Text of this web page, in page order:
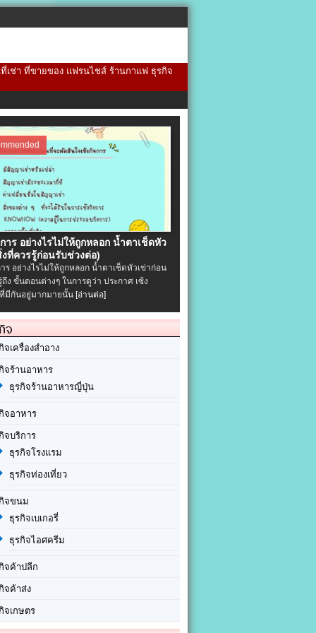
เช่า ที่ขายของ แฟรนไชส์ ร้านกาแฟ ธุรกิจ
าร อย่างไรไม่ให้ถูกหลอก น้ำตาเช็ดหัว
งที่ควรรู้ก่อนรับช่วงต่อ)
าร อย่างไรไม่ให้ถูกหลอก น้ำตาเช็ดหัวเข่าก่อน
ถึง ขั้นตอนต่างๆ ในการดูว่า ประกาศ เซ้ง
มีกันอยู่มากมายนั้น [อ่านต่อ]
จ
จเครื่องสำอาง
จร้านอาหาร
ธุรกิจร้านอาหารญี่ปุ่น
จอาหาร
จบริการ
ธุรกิจโรงแรม
ธุรกิจท่องเที่ยว
จขนม
ธุรกิจเบเกอรี่
ธุรกิจไอศครีม
จค้าปลีก
จค้าส่ง
จเกษตร